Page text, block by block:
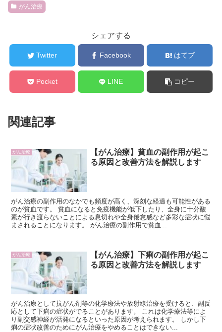
がん治療
シェアする
Twitter Facebook はてブ
Pocket LINE コピー
関連記事
がん治療
【がん治療】貧血の副作用が起こ
る原因と改善方法を解説します
がん治療の副作用のなかでも頻度が高く、深刻な経過も可能性がある
のが貧血です。 貧血になると免疫機能が低下したり、全身に十分酸
素が行き渡らないことによる息切れや全身倦怠感など多彩な症状に悩
まされることになります。 がん治療の副作用で貧血...
がん治療
【がん治療】下痢の副作用が起こ
る原因と改善方法を解説します
がん治療として抗がん剤等の化学療法や放射線治療を受けると、副反
応として下痢の症状がでることがあります。 これは化学療法等によ
り副交感神経が活発になるといった原因が考えられます。 しかし下
痢の症状改善のためにがん治療をやめることはできない...